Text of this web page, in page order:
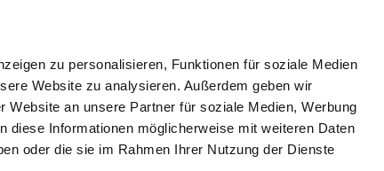
zu personalisieren, Funktionen für soziale Medien
Website zu analysieren. Außerdem geben wir
Website an unsere Partner für soziale Medien, Werbung
diese Informationen möglicherweise mit weiteren Daten
oder die sie im Rahmen Ihrer Nutzung der Dienste
SUCHEN TIPPS & HILFE DAS DKV STELLENBÖRSE